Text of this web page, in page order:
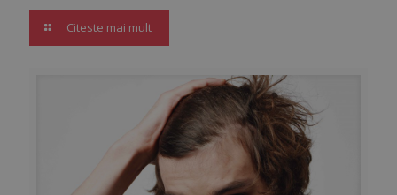
Citeste mai mult